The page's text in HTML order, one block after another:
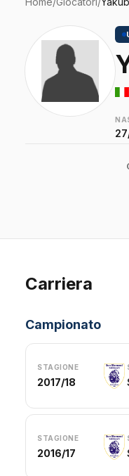
Carriera
Campionato
STAGIONE
2017/18
STAGIONE
2016/17